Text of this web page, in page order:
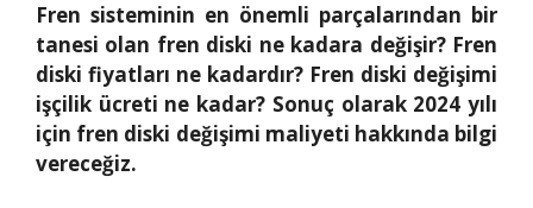
Fren sisteminin en önemli parçalarından bir
tanesi olan fren diski ne kadara değişir? Fren
diski fiyatları ne kadardır? Fren diski değişimi
işçilik ücreti ne kadar? Sonuç olarak 2024 yılı
için fren diski değişimi maliyeti hakkında bilgi
vereceğiz.